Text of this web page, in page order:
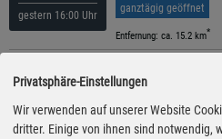
gestern 16:00 Uhr
ganztägig geöffnet
Entfernung: ca. 15.2 km*
2.189€
gestern 15:35 Uhr
Anderslebener Straße
ganztägig geöffnet
Entfernung: ca. 15 km *
Privatsphäre-Einstellungen
Wir verwenden auf unserer Website
dritter. Einige von ihnen sind notwendig,